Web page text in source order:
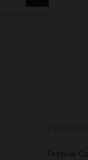
Festival